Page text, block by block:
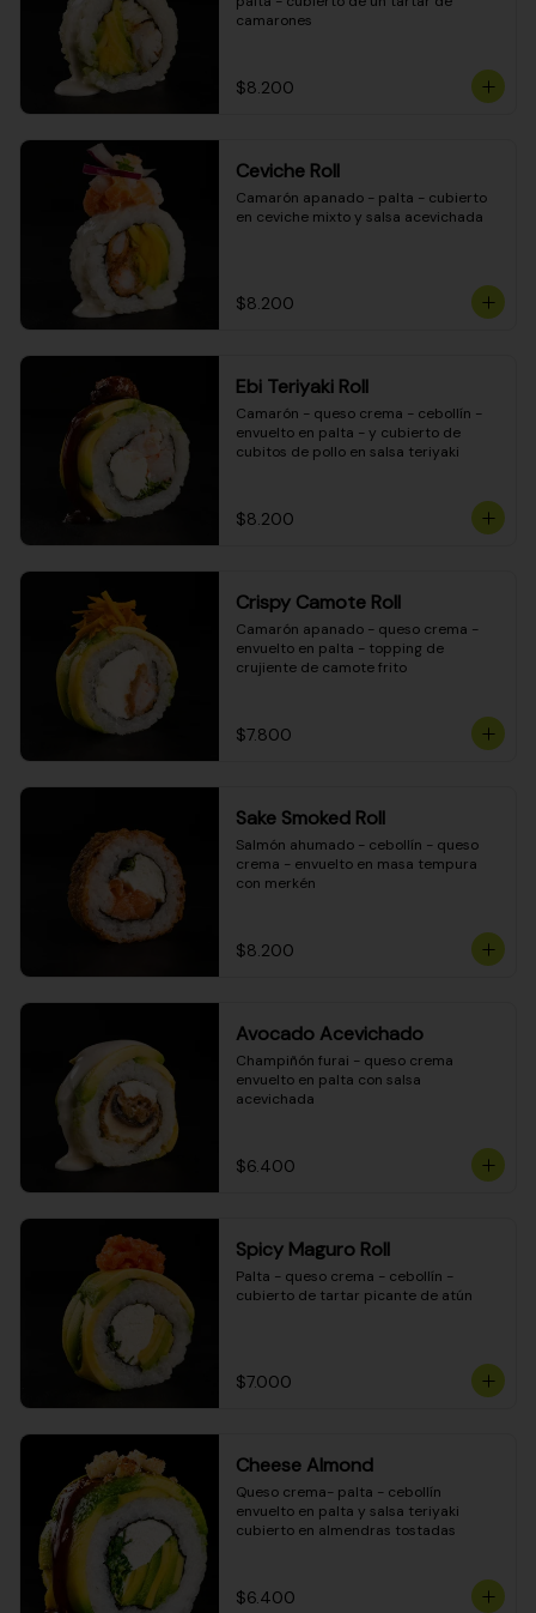
camarones
$8.200
Ceviche Roll
Camarón apanado - palta - cubierto
en ceviche mixto y salsa acevichada
$8.200
Ebi Teriyaki Roll
Camarón - queso crema - cebollín -
envuelto en palta - y cubierto de
cubitos de pollo en salsa teriyaki
$8.200
Crispy Camote Roll
Camarón apanado - queso crema -
envuelto en palta - topping de
crujiente de camote frito
$7.800
Sake Smoked Roll
Salmón ahumado - cebollín - queso
crema - envuelto en masa tempura
con merkén
$8.200
Avocado Acevichado
Champiñón furai - queso crema
envuelto en palta con salsa
acevichada
$6.400
Spicy Maguro Roll
Palta - queso crema - cebollín -
cubierto de tartar picante de atún
$7.000
Cheese Almond
Queso crema- palta - cebollín
envuelto en palta y salsa teriyaki
cubierto en almendras tostadas
$6.400